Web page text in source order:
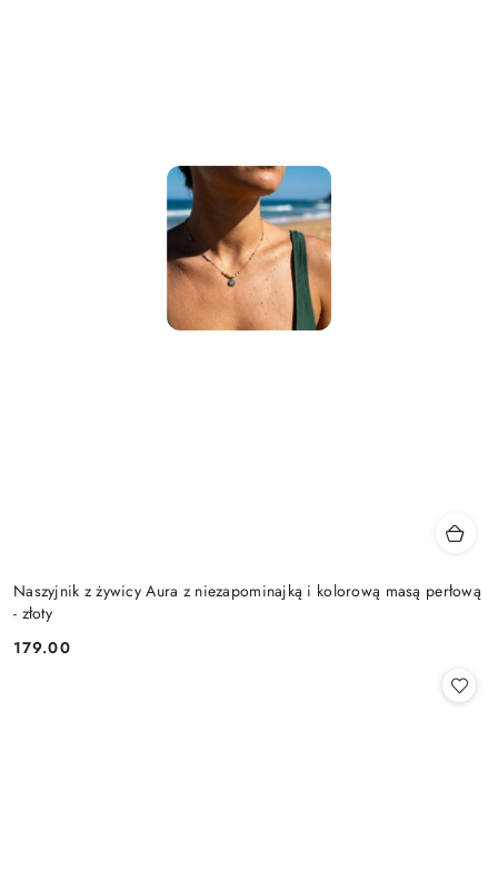
Naszyjnik z żywicy Aura z niezapominajką i kolorową masą perłową
- złoty
Cena:
179.00